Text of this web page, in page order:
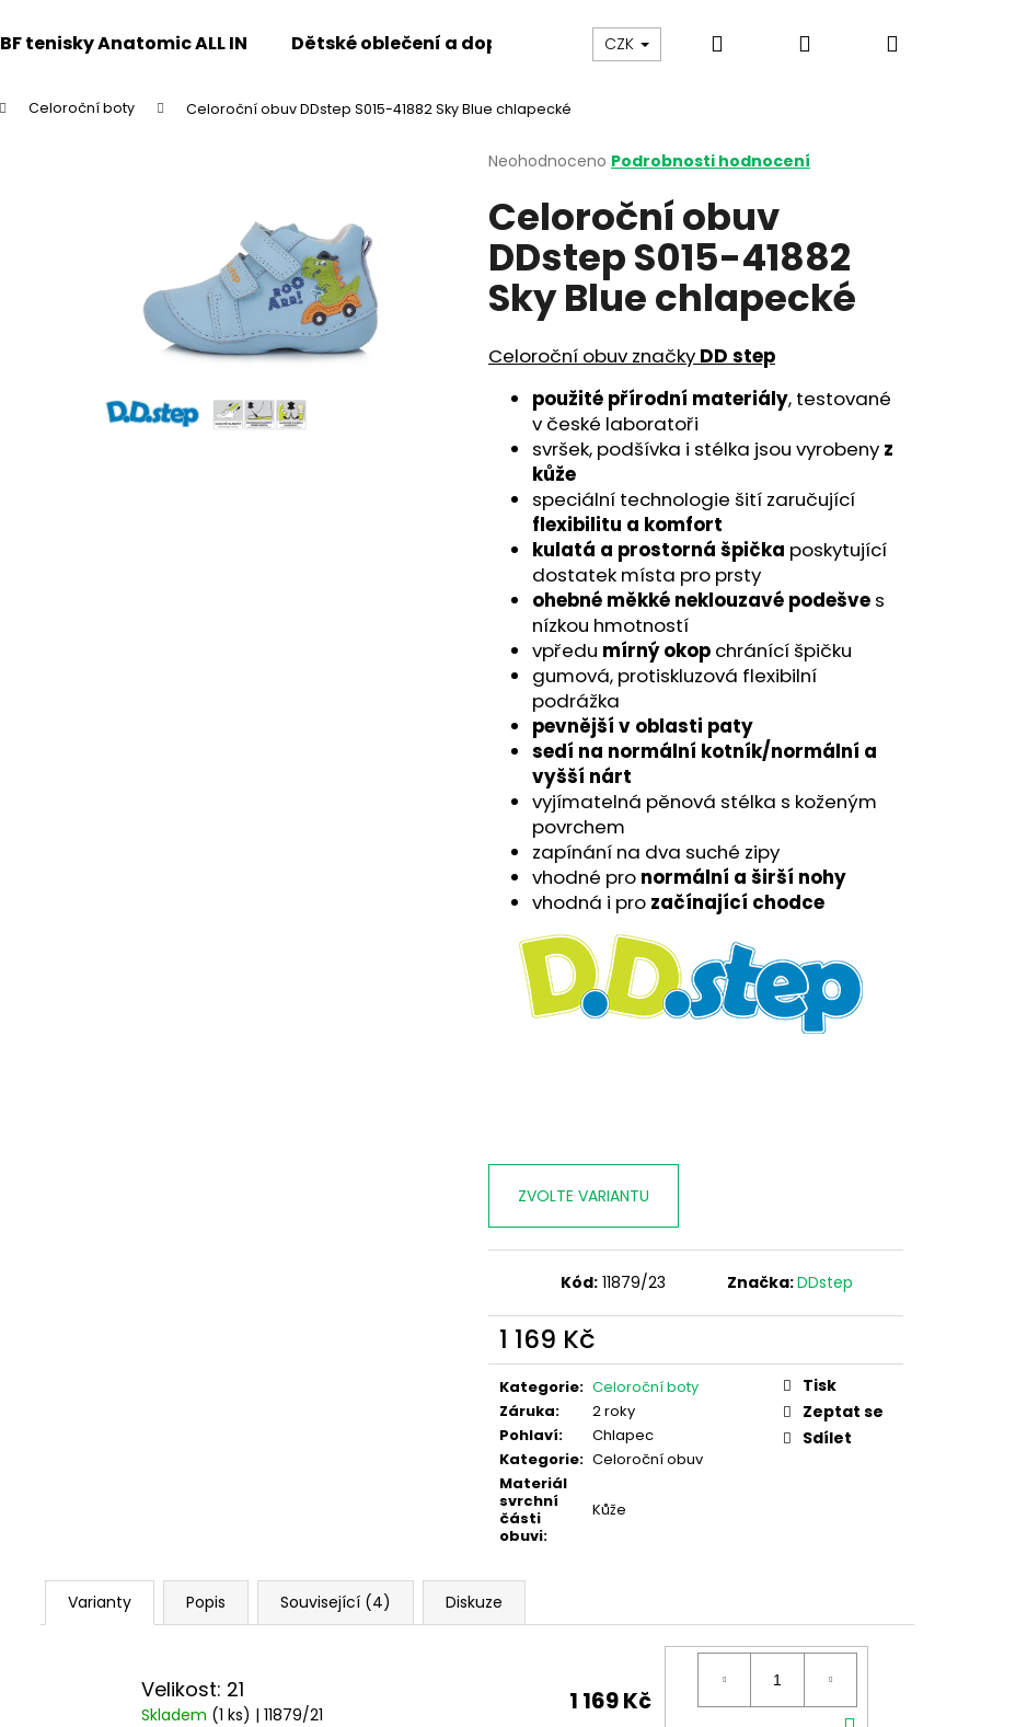
BF tenisky Anatomic ALL IN Dětské oblečení a doplňky Gumovací pero Legami Jak vybírat
CZK Hledat PřihlášeníNákupní
Celoroční boty Celoroční obuv DDstep S015-41882 Sky Blue chlapecké
Průměrné
produktu
je
0,0
5
hvězdiček.
Neohodnoceno Podrobnosti hodnocení
Celoroční obuv
DDstep S015-41882
Sky Blue chlapecké
Celoroční obuv značky DD step
použité přírodní materiály, testované
v české laboratoři
svršek, podšívka i stélka jsou vyrobeny z
kůže
speciální technologie šití zaručující
flexibilitu a komfort
kulatá a prostorná špička poskytující
dostatek místa pro prsty
ohebné měkké neklouzavé podešve s
nízkou hmotností
vpředu mírný okop chránící špičku
gumová, protiskluzová flexibilní
podrážka
pevnější v oblasti paty
sedí na normální kotník/normální a
vyšší nárt
vyjímatelná pěnová stélka s koženým
povrchem
zapínání na dva suché zipy
vhodné pro normální a širší nohy
vhodná i pro začínající chodce
ZVOLTE VARIANTU
Kód: 11879/23 Značka:DDstep
1 169 Kč
Měrná
cena:
Kategorie: Celoroční boty
Záruka:
2 roky
Pohlaví:
Chlapec
Kategorie: Celoroční obuv
Materiál
svrchní
části
obuvi:
Kůže
Tisk
Zeptat se
Sdílet
Varianty Popis Související (4) Diskuze
Velikost: 21
Skladem (1 ks) | 11879/21 1 169 Kč
Co potřebujete najít?
Doporučujeme